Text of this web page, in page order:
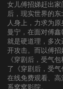
28
31
34
女儿傅招娣赶出
后，现实世界的
人身上，力求为
曼宁，在面对傅
就是硬道理，多
开攻击。而以傅
《穿剧后，受气
了《穿剧后，受
在线免费观看、
系窝窝影院。